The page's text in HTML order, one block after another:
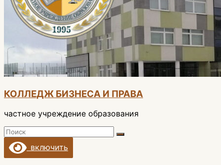
КОЛЛЕДЖ БИЗНЕСА И ПРАВА
частное учреждение образования
включить